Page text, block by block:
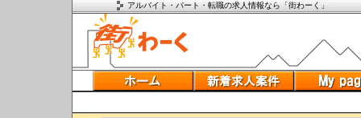
アルバイト・パート・転職の求人情報なら「街わーく」